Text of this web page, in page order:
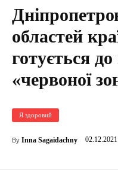
областей
готується
«червоної
Я здоровий
By Inna Sagaidachny 02.12.2021